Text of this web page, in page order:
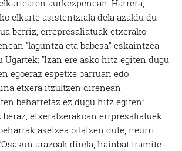
aurkezpenean. Harrera,
elkarte asistentziala dela azaldu du
berriz, errepresaliatuak etxerako
“laguntza eta babesa” eskaintzea
Ugartek: “Izan ere asko hitz egiten dugu
egoeraz espetxe barruan edo
etxera itzultzen direnean,
beharretaz ez dugu hitz egiten”.
etxeratzerakoan errpresaliatuek
asetzea bilatzen dute, neurri
arazoak direla, hainbat tramite